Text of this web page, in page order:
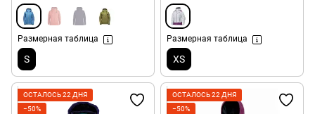
Размерная таблица
S
Размерная таблица
XS
ОСТАЛОСЬ 22 ДНЯ
−50%
ОСТАЛОСЬ 22 ДНЯ
−50%